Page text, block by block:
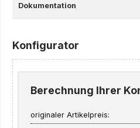
Dokumentation
Konfigurator
Berechnung Ihrer
originaler Artikelpreis: